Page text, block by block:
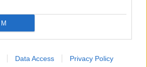
Data Access Privacy Policy